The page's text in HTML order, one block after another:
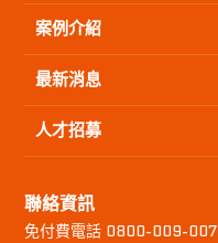
案例介紹
最新消息
人才招募
聯絡資訊
免付費電話 0800-009-007